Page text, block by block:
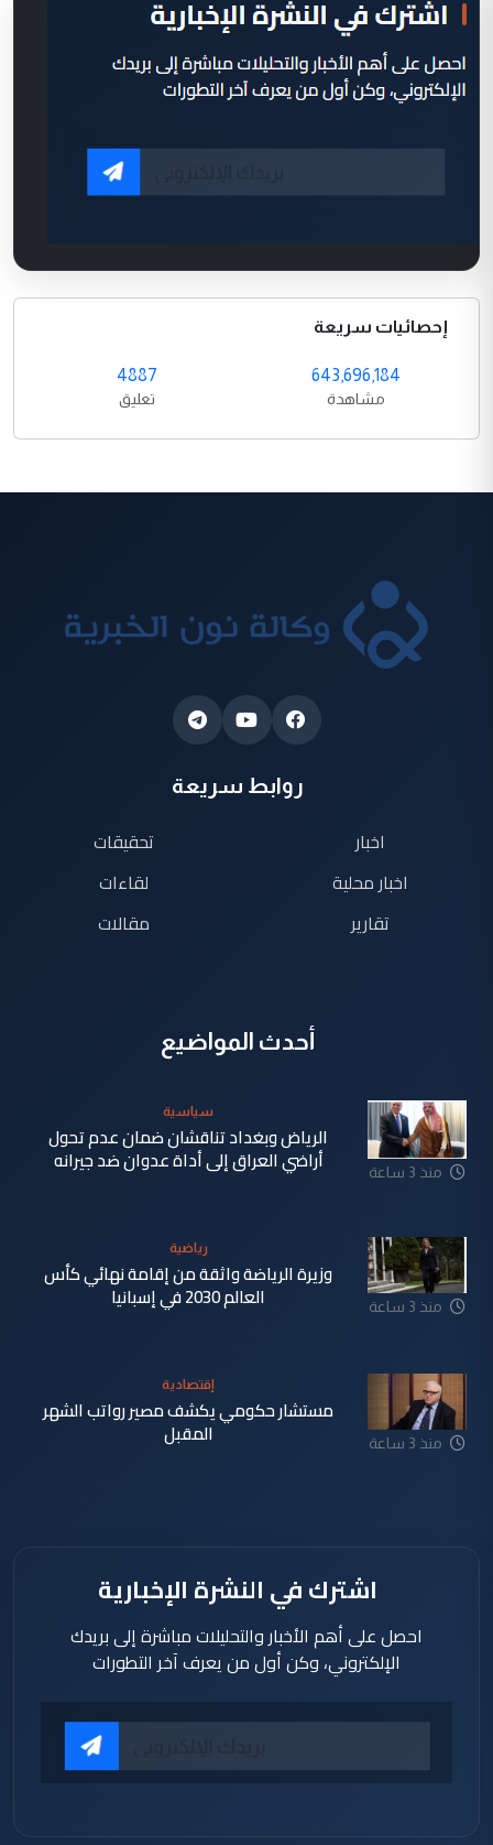
إحصائيات سريعة
643,696,184
مشاهدة
4887
تعليق
روابط سريعة
اخبار
اخبار محلية
تقارير
تحقيقات
لقاءات
مقالات
أحدث المواضيع
منذ 3 ساعة
سياسية
الرياض وبغداد تناقشان ضمان عدم تحول
أراضي العراق إلى أداة عدوان ضد جيرانه
منذ 3 ساعة
رياضية
وزيرة الرياضة واثقة من إقامة نهائي كأس
العالم 2030 في إسبانيا
منذ 3 ساعة
إقتصادية
مستشار حكومي يكشف مصير رواتب الشهر
المقبل
اشترك في النشرة الإخبارية
احصل على أهم الأخبار والتحليلات مباشرة إلى بريدك
الإلكتروني، وكن أول من يعرف آخر التطورات